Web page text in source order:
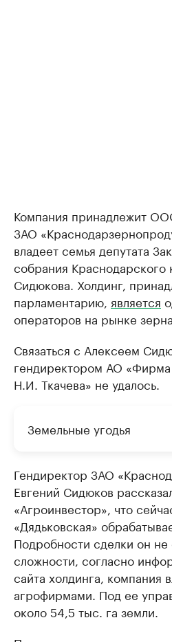
Компания принадлежит
ЗАО
владеет семья депутата
собрания Краснодарского
Сидюкова. Холдинг,
парламентарию, является
операторов на рынке
Связаться с Алексеем
гендиректором АО «Фирма
Н.И. Ткачева» не удалось.
Земельные угодья
Гендиректор ЗАО
Евгений Сидюков
«Агроинвестор», что
«Дядьковская»
Подробности сделки он
сложности, согласно
сайта холдинга, компания
агрофирмами. Под ее
около 54,5 тыс. га земли.